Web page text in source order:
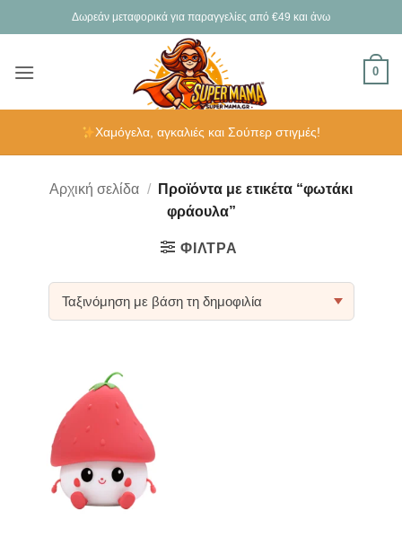
στο
Δωρεάν μεταφορικά για παραγγελίες από €49 και άνω
0
Χαμόγελα, αγκαλιές και Σούπερ στιγμές!
Αρχική σελίδα /
Προϊόντα με ετικέτα “φωτάκι
φράουλα”
ΦΊΛΤΡΑ